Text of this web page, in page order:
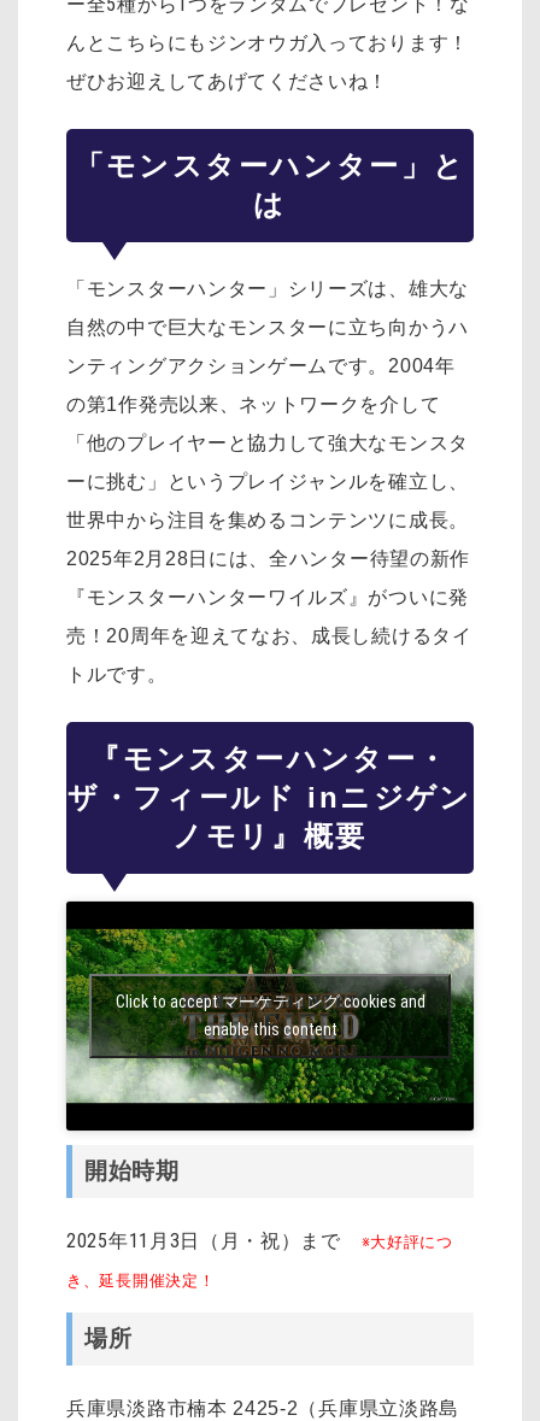
んとこちらにもジンオウガ入っております！
ぜひお迎えしてあげてくださいね！
「モンスターハンター」と
は
「モンスターハンター」シリーズは、雄大な
自然の中で巨大なモンスターに立ち向かうハ
ンティングアクションゲームです。2004年
の第1作発売以来、ネットワークを介して
「他のプレイヤーと協力して強大なモンスタ
ーに挑む」というプレイジャンルを確立し、
世界中から注目を集めるコンテンツに成長。
2025年2月28日には、全ハンター待望の新作
『モンスターハンターワイルズ』がついに発
売！20周年を迎えてなお、成長し続けるタイ
トルです。
『モンスターハンター・
ザ・フィールド inニジゲン
ノモリ』概要
Click to accept マーケティング cookies and
enable this content
開始時期
2025年11月3日（月・祝）まで ※大好評につ
き、延長開催決定！
場所
兵庫県淡路市楠本 2425-2（兵庫県立淡路島